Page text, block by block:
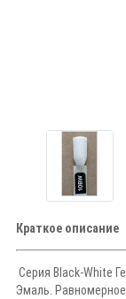
Краткое описание
Серия Black-White
Эмаль.